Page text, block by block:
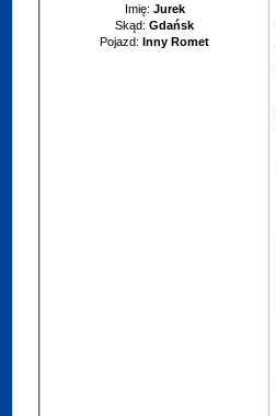
Imię: Jurek
Skąd: Gdańsk
Pojazd: Inny Romet